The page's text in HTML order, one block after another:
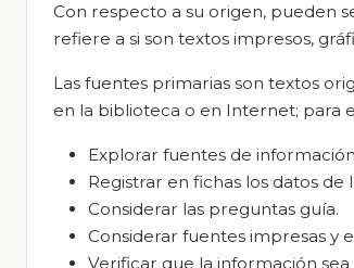
Con respecto a su origen, pueden
refiere a si son textos impresos,
Las fuentes primarias son textos
en la biblioteca o en Internet; para
Explorar fuentes de
Registrar en fichas los datos de
Considerar las preguntas guía.
Considerar fuentes impresas y
Verificar que la información